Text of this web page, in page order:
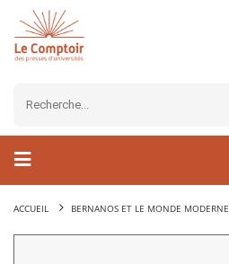
ACCUEIL BERNANOS ET LE MONDE MODERNE